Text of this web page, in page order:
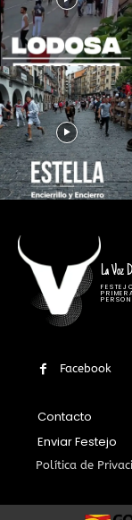
La Voz
PRIMERA
Facebook
Contacto
Enviar Festejo
Política de